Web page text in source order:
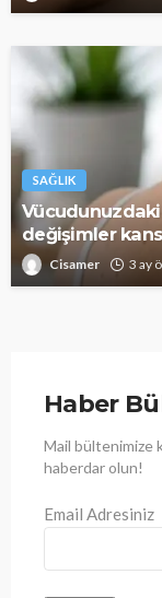
SAĞLIK
değişimler
Cisamer 3 ay
Haber
Mail bültenimize
haberdar olun!
Email Adresiniz